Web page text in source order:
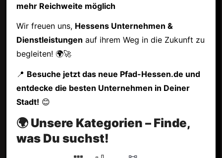
mehr Reichweite möglich
Wir freuen uns, Hessens Unternehmen &
Dienstleistungen auf ihrem Weg in die Zukunft zu
begleiten! 🌍🚀
📍 Besuche jetzt das neue Pfad-Hessen.de und
entdecke die besten Unternehmen in Deiner
Stadt! 😊
🌍 Unsere Kategorien – Finde,
was Du suchst!